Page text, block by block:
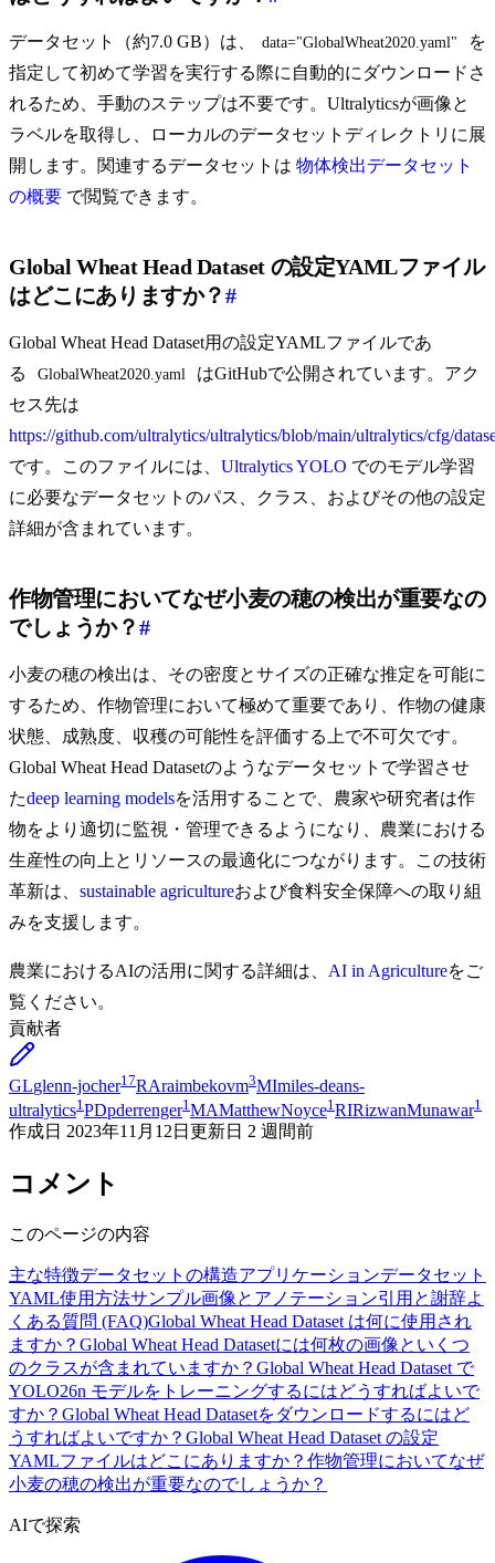
データセット（約7.0 GB）は、 data="GlobalWheat2020.yaml"
を
指定して初めて学習を実行する際に自動的にダウンロードさ
れるため、手動のステップは不要です。Ultralyticsが画像と
ラベルを取得し、ローカルのデータセットディレクトリに展
開します。関連するデータセットは 物体検出データセット
の概要 で閲覧できます。
Global Wheat Head Dataset の設定YAMLファイル
はどこにありますか？#
Global Wheat Head Dataset用の設定YAMLファイルであ
る
GlobalWheat2020.yaml
はGitHubで公開されています。アク
セス先は
https://github.com/ultralytics/ultralytics/blob/main/ultralytics/cfg/
です。このファイルには、 Ultralytics YOLO でのモデル学習
に必要なデータセットのパス、クラス、およびその他の設定
詳細が含まれています。
作物管理においてなぜ小麦の穂の検出が重要なの
でしょうか？#
小麦の穂の検出は、その密度とサイズの正確な推定を可能に
するため、作物管理において極めて重要であり、作物の健康
状態、成熟度、収穫の可能性を評価する上で不可欠です。
Global Wheat Head Datasetのようなデータセットで学習させ
たdeep learning modelsを活用することで、農家や研究者は作
物をより適切に監視・管理できるようになり、農業における
生産性の向上とリソースの最適化につながります。この技術
革新は、 sustainable agricultureおよび食料安全保障への取り組
みを支援します。
農業におけるAIの活用に関する詳細は、 AI in Agricultureをご
覧ください。
貢献者
GLglenn-jocher17RAraimbekovm3MImiles-deans-
ultralytics1PDpderrenger1MAMatthewNoyce1RIRizwanMunawar1
作成日 2023年11月12日 更新日 2 週間前
コメント
このページの内容
主な特徴データセットの構造アプリケーションデータセット
YAML使用方法サンプル画像とアノテーション引用と謝辞よ
くある質問 (FAQ)Global Wheat Head Dataset は何に使用され
ますか？ Global Wheat Head Datasetには何枚の画像といくつ
のクラスが含まれていますか？ Global Wheat Head Dataset で
YOLO26n モデルをトレーニングするにはどうすればよいで
すか？ Global Wheat Head Datasetをダウンロードするにはど
うすればよいですか？ Global Wheat Head Dataset の設定
YAMLファイルはどこにありますか？ 作物管理においてなぜ
小麦の穂の検出が重要なのでしょうか？
AIで探索